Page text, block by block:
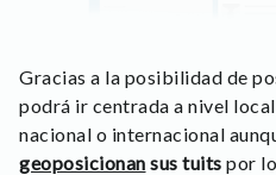
Gracias a la posibilidad de
podrá ir centrada a nivel
nacional o internacional
geoposicionan sus tuits por